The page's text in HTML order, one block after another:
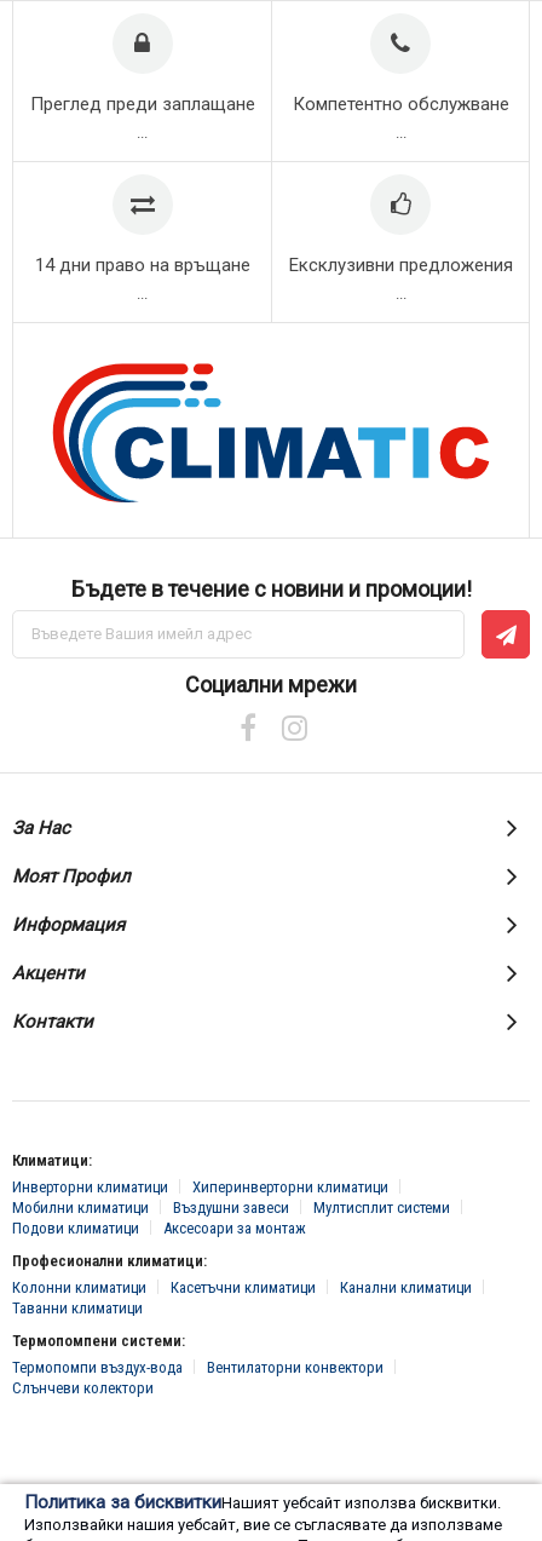
Политика за бисквиткиНашият уебсайт използва бисквитки.
Използвайки нашия уебсайт, вие се съгласявате да използваме
Преглед преди заплащане
...
Компетентно обслужване
...
14 дни право на връщане
...
Ексклузивни предложения
...
Бъдете в течение с новини и промоции!
Абонирай
за
Социални мрежи
За Нас
Моят Профил
Информация
Акценти
Контакти
Климатици:
Инверторни климатици
Хиперинверторни климатици
Мобилни климатици
Въздушни завеси
Мултисплит системи
Подови климатици
Аксесоари за монтаж
Професионални климатици:
Колонни климатици
Касетъчни климатици
Канални климатици
Таванни климатици
Термопомпени системи:
Термопомпи въздух-вода
Вентилаторни конвектори
Слънчеви колектори
© 2016 - 2024 Всички права запазени, "Клима Инженеринг 2016" ЕООД
Онлайн магазин от